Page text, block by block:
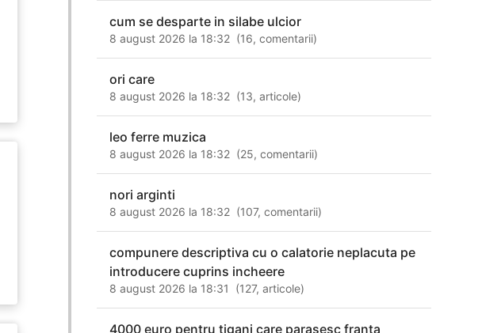
cum se desparte in silabe ulcior
8 august 2026 la 18:32 (16,comentarii)
ori care
8 august 2026 la 18:32 (13,articole)
leo ferre muzica
8 august 2026 la 18:32 (25,comentarii)
nori arginti
8 august 2026 la 18:32 (107,comentarii)
compunere descriptiva cu o calatorie neplacuta pe
introducere cuprins incheere
8 august 2026 la 18:31 (127,articole)
4000 euro pentru tigani care parasesc franta